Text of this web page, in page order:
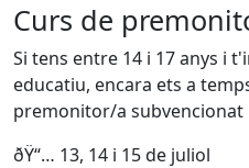
Curs de
Si tens entre 14 i 17 anys i
educatiu, encara ets a
premonitor/a subvencionat
ðŸ“… 13, 14 i 15 de juliol